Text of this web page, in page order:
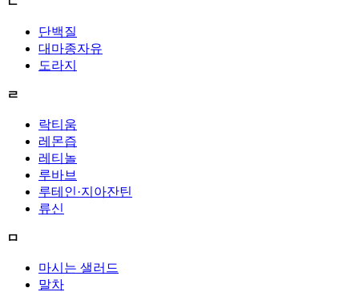
단백질
대마종자유
도라지
ㄹ
락티움
레몬즙
레티놀
루바브
루테인·지아잔틴
류신
ㅁ
마시는 샐러드
말차